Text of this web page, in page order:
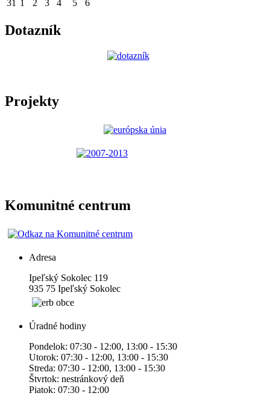
31 1 2 3 4 5 6
Dotazník
Projekty
Komunitné centrum
Adresa
Ipeľský Sokolec 119
935 75 Ipeľský Sokolec
Úradné hodiny
Pondelok: 07:30 - 12:00, 13:00 - 15:30
Utorok: 07:30 - 12:00, 13:00 - 15:30
Streda: 07:30 - 12:00, 13:00 - 15:30
Štvrtok: nestránkový deň
Piatok: 07:30 - 12:00